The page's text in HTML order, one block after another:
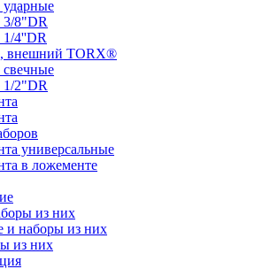
ударные
3/8"DR
1/4''DR
внешний TORX®
свечные
1/2"DR
универсальные
в ложементе
из них
и наборы из них
из них